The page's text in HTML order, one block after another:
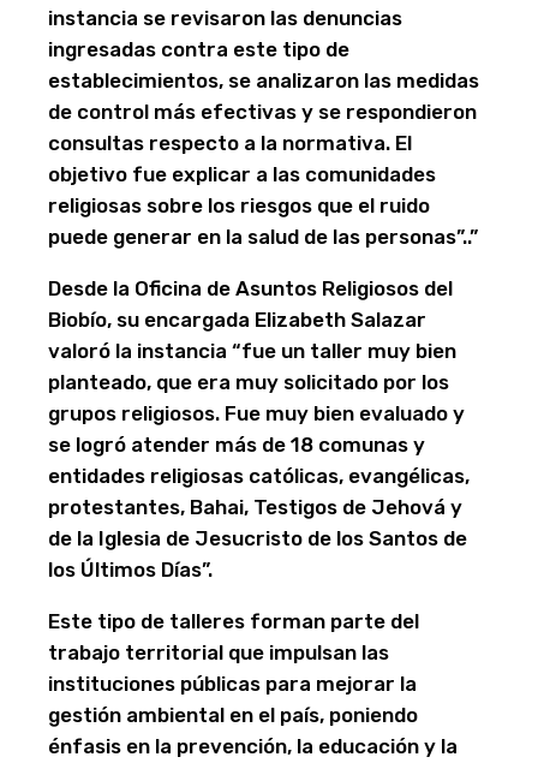
instancia se revisaron las denuncias
ingresadas contra este tipo de
establecimientos, se analizaron las medidas
de control más efectivas y se respondieron
consultas respecto a la normativa. El
objetivo fue explicar a las comunidades
religiosas sobre los riesgos que el ruido
puede generar en la salud de las personas”..”
Desde la Oficina de Asuntos Religiosos del
Biobío, su encargada Elizabeth Salazar
valoró la instancia “fue un taller muy bien
planteado, que era muy solicitado por los
grupos religiosos. Fue muy bien evaluado y
se logró atender más de 18 comunas y
entidades religiosas católicas, evangélicas,
protestantes, Bahai, Testigos de Jehová y
de la Iglesia de Jesucristo de los Santos de
los Últimos Días”.
Este tipo de talleres forman parte del
trabajo territorial que impulsan las
instituciones públicas para mejorar la
gestión ambiental en el país, poniendo
énfasis en la prevención, la educación y la